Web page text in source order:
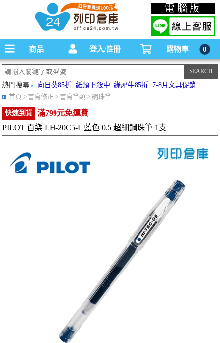
碳粉匣，墨水匣,原廠碳粉匣，副廠碳粉匣，環保碳粉匣,連續供墨印表機-office24列印
倉庫線上購物手機版
電腦版
商品 登入/註冊 購物車 0
熱門搜尋 向日葵85折 紙類下殺中 綠犀牛85折 7-8月文具促銷
首頁 > 書寫修正 > 書寫筆類 > 鋼珠筆
快速到貨
滿799元免運費
PILOT 百樂 LH-20C5-L 藍色 0.5 超細鋼珠筆 1支